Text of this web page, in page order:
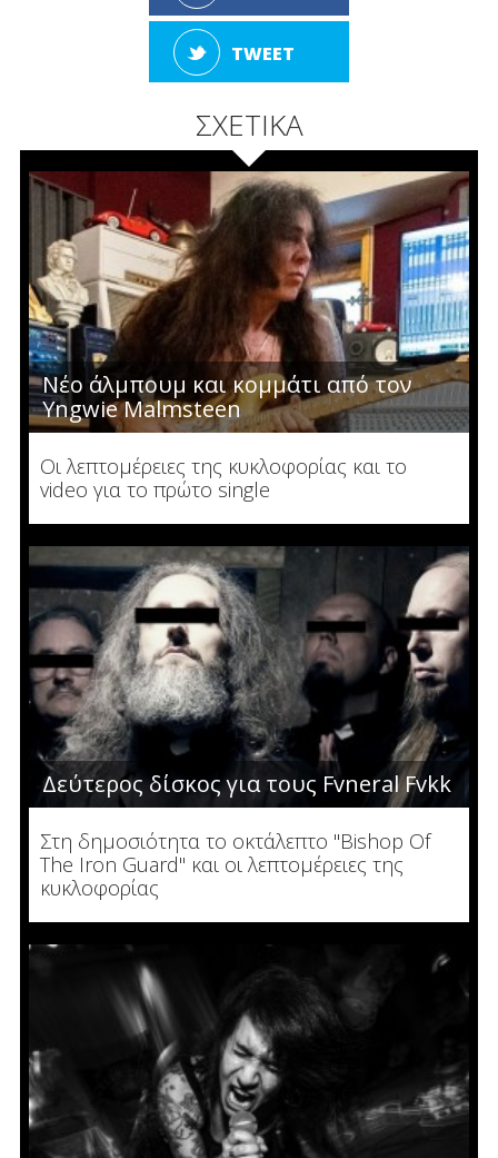
TWEET
ΣΧΕΤΙΚΑ
Νέο άλμπουμ και κομμάτι από τον
Yngwie Malmsteen
Οι λεπτομέρειες της κυκλοφορίας και το
video για το πρώτο single
Δεύτερος δίσκος για τους Fvneral Fvkk
Στη δημοσιότητα το οκτάλεπτο "Bishop Of
The Iron Guard" και οι λεπτομέρειες της
κυκλοφορίας